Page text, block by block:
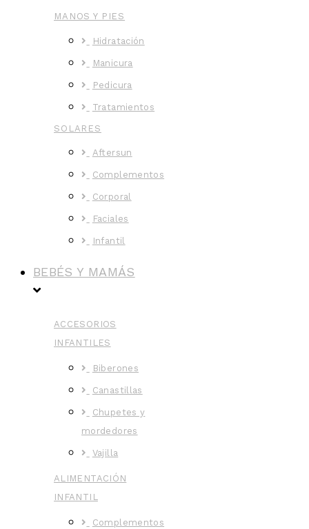
MANOS Y PIES
Hidratación
Manicura
Pedicura
Tratamientos
SOLARES
Aftersun
Complementos
Corporal
Faciales
Infantil
BEBÉS Y MAMÁS
ACCESORIOS
INFANTILES
Biberones
Canastillas
Chupetes y
mordedores
Vajilla
ALIMENTACIÓN
INFANTIL
Complementos